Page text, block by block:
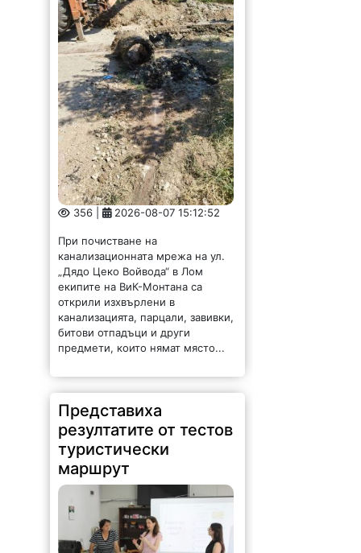
356 | 2026-08-07 15:12:52
При почистване на
канализационната мрежа на ул.
„Дядо Цеко Войвода“ в Лом
екипите на ВиК-Монтана са
открили изхвърлени в
канализацията, парцали, завивки,
битови отпадъци и други
предмети, които нямат място...
Представиха
резултатите от тестов
туристически
маршрут